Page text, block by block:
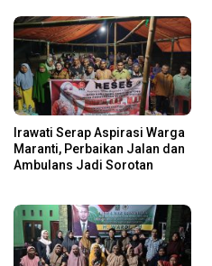
Irawati Serap Aspirasi Warga
Maranti, Perbaikan Jalan dan
Ambulans Jadi Sorotan